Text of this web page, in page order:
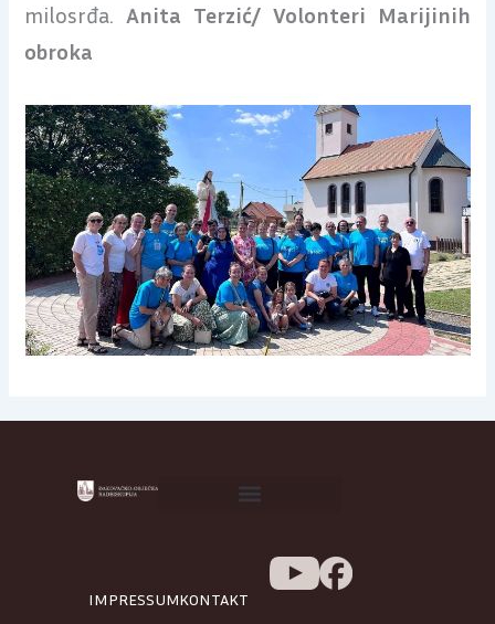
milosrđa. Anita Terzić/ Volonteri Marijinih
obroka
IMPRESSUMKONTAKT